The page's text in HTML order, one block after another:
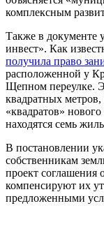
комплексным
Также в документе
инвест». Как
получила право
расположенной у
Щепном переулке.
квадратных метров,
«квадратов»
находятся семь
В постановлении
собственникам
проект соглашения
компенсируют их
предложенными